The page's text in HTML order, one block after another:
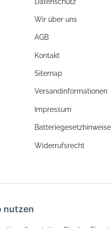
Wir über uns
AGB
Kontakt
Sitemap
Versandinformationen
Impressum
Batteriegesetzhinweise
Widerrufsrecht
nutzen